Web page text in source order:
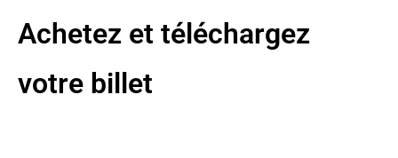
Achetez et téléchargez
votre billet